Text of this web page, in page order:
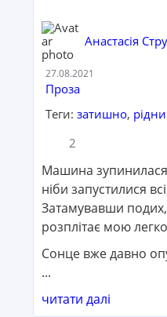
Анастасія
Дата:
27.08.2021
Категорія:
Проза
Теги: затишно,
Кількість коментарів:
2
Машина
ніби запустилися
Затамувавши
розплітає мою
Сонце вже давно
...
читати далі